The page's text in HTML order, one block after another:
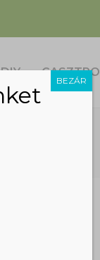
DIY GASZTRO
BEZÁR